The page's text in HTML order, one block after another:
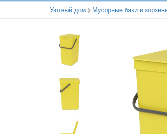
Уютный дом Мусорные баки и